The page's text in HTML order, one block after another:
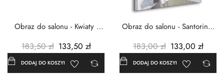
Obraz do salonu - Kwiaty -
183,50 zł 133,50 zł
DODAJ DO KOSZYKA
Obraz do salonu - Santorini -
183,00 zł 133,00 zł
DODAJ DO KOSZYKA